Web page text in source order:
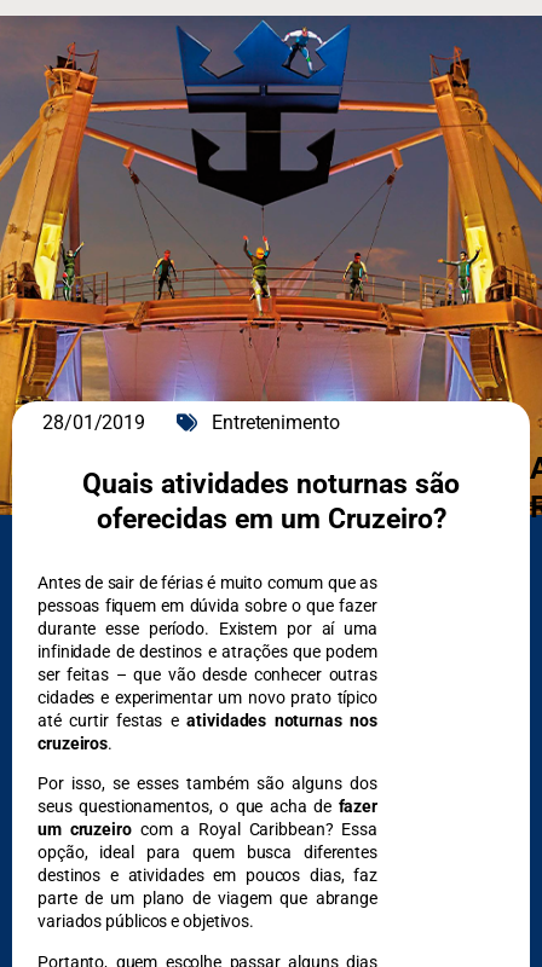
28/01/2019 Entretenimento
Quais atividades noturnas são
oferecidas em um Cruzeiro?
Antes de sair de férias é muito comum que as
pessoas fiquem em dúvida sobre o que fazer
durante esse período. Existem por aí uma
infinidade de destinos e atrações que podem
ser feitas – que vão desde conhecer outras
cidades e experimentar um novo prato típico
até curtir festas eatividades noturnas nos
cruzeiros.
Por isso, se esses também são alguns dos
seus questionamentos, o que acha de fazer
um cruzeirocom a Royal Caribbean? Essa
opção, ideal para quem busca diferentes
destinos e atividades em poucos dias, faz
parte de um plano de viagem que abrange
variados públicos e objetivos.
Portanto, quem escolhe passar alguns dias